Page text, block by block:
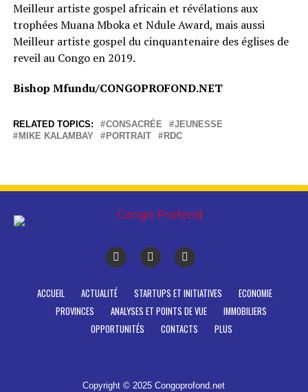
Meilleur artiste gospel africain et révélations aux
trophées Muana Mboka et Ndule Award, mais aussi
Meilleur artiste gospel du cinquantenaire des églises de
reveil au Congo en 2019.
Bishop Mfundu/CONGOPROFOND.NET
RELATED TOPICS: CONSACRÉE
JEUNESSE
MIKE KALAMBAY
PORTRAIT RDC
ACCUEIL ACTUALITÉ STARTUPS ET INITIATIVES
ECONOMIE
PROVINCES
ANALYSES ET POINTS DE VUE
IMMOBILIERS
OPPORTUNITÉS
CONTACTS PLUS
Copyright © 2025 Congoprofond.net